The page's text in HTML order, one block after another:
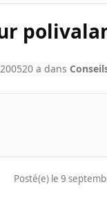
20 a dans
Posté(e) le 9